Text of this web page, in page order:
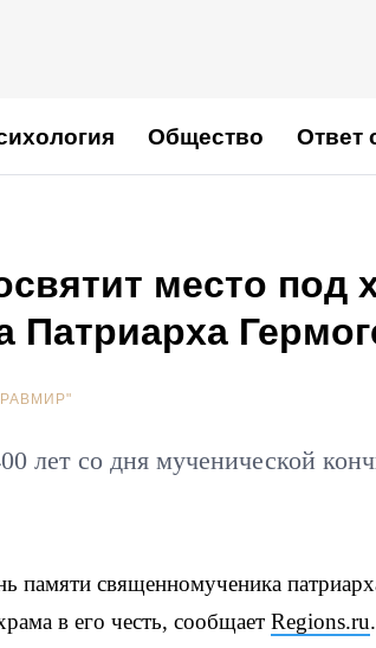
Общество Ответ
место под
Патриарха
лет со дня мученической
священномученика
в его честь, сообщает Regions.ru.